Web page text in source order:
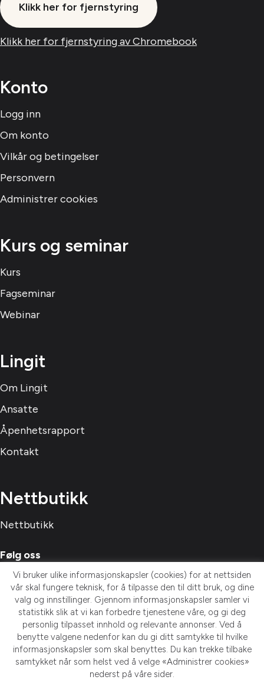
Klikk her for fjernstyring
Klikk her for fjernstyring av Chromebook
Konto
Logg inn
Om konto
Vilkår og betingelser
Personvern
Administrer cookies
Kurs og seminar
Kurs
Fagseminar
Webinar
Lingit
Om Lingit
Ansatte
Åpenhetsrapport
Kontakt
Nettbutikk
Nettbutikk
Følg oss
Meld deg på nyhetsbrev!
Vi bruker ulike informasjonskapsler (cookies) for at nettsiden
vår skal fungere teknisk, for å tilpasse den til ditt bruk, og dine
valg og innstillinger. Gjennom informasjonskapsler samler vi
statistikk slik at vi kan forbedre tjenestene våre, og gi deg
personlig tilpasset innhold og relevante annonser. Ved å
benytte valgene nedenfor kan du gi ditt samtykke til hvilke
informasjonskapsler som skal benyttes. Du kan trekke tilbake
samtykket når som helst ved å velge «Administrer cookies»
nederst på våre sider.